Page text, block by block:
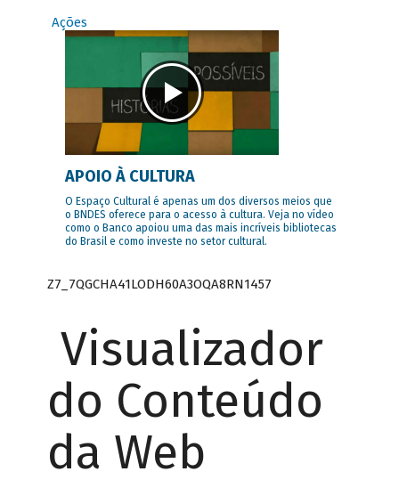
Ações
APOIO À CULTURA
O Espaço Cultural é apenas um dos diversos meios que
o BNDES oferece para o acesso à cultura. Veja no vídeo
como o Banco apoiou uma das mais incríveis bibliotecas
do Brasil e como investe no setor cultural.
Z7_7QGCHA41LODH60A3OQA8RN1457
Visualizador
do Conteúdo
da Web